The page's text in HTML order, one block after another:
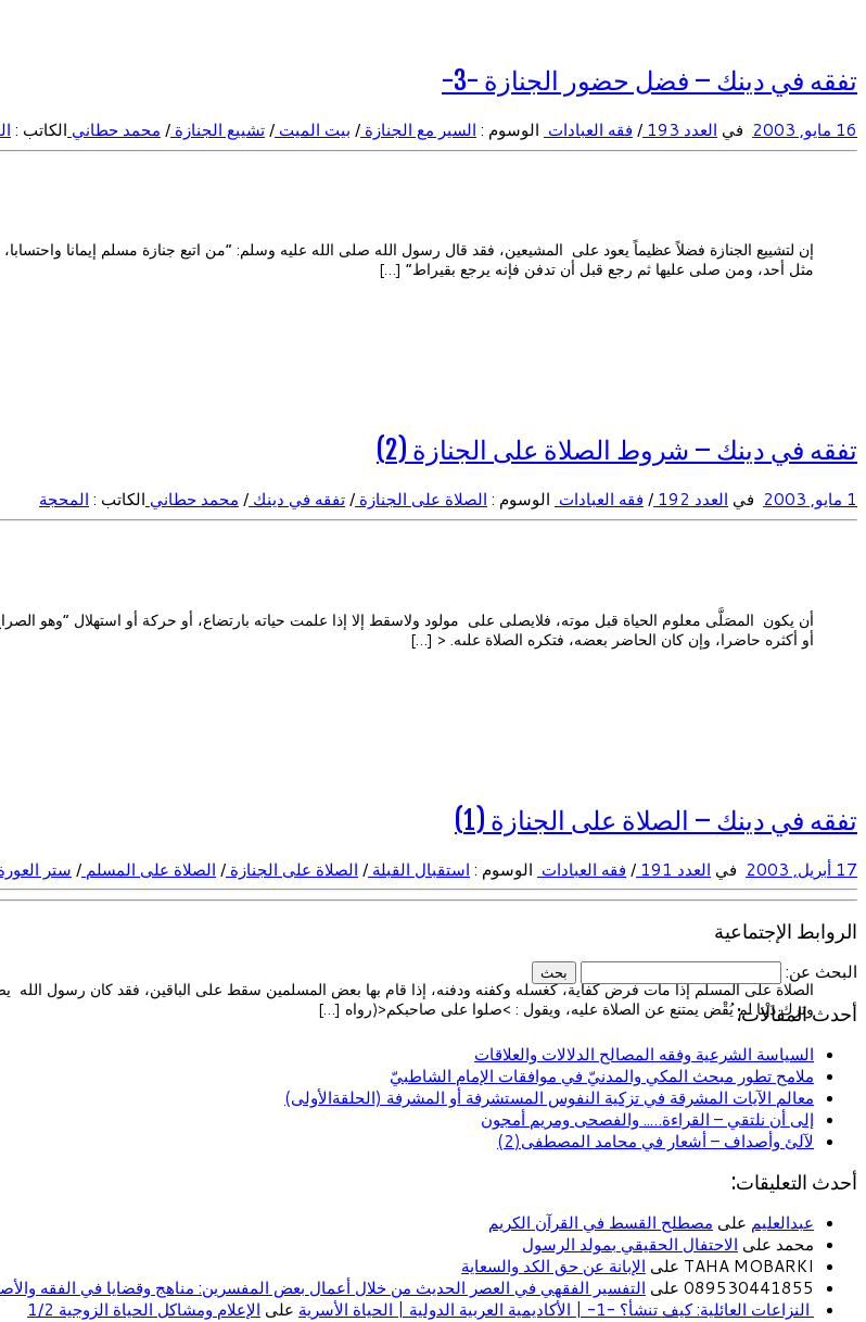
إن لتشييع الجنازة فضلاً عظيماً يعود على المشيعين، فقد قال رسول الله صلى الله عليه وسلم: “من اتبع جنازة مسلم إيمانا
مثل أحد، ومن صلى عليها ثم رجع قبل أن تدفن فإنه يرجع بقيراط” […]
تفقه في دينك – فضل حضور الجنازة -3-
16 مايو, 2003 في العدد 193 / فقه العبادات الوسوم : السير مع الجنازة / بيت الميت /تشييع الجنازة / محمد حطاني الكاتب :
أن يكون المصَلَّى معلوم الحياة قبل موته، فلايصلى على مولود ولاسقط إلا إذا علمت حياته بارتضاع، أو حركة أو استهلال “وهو
أو أكثره حاضرا، وإن كان الحاضر بعضه، فتكره الصلاة علىه. < […]
تفقه في دينك – شروط الصلاة على الجنازة (2)
1 مايو, 2003 في العدد 192 / فقه العبادات الوسوم : الصلاة على الجنازة /تفقه في دينك / محمد حطاني الكاتب : المحجة
الصلاة على المسلم إذا مات فرض كفاية، كغسله وكفنه ودفنه، إذا قام بها بعض المسلمين سقط على الباقين، فقد كان رسول الله
وترك دَيْنا لم يُقْض يمتنع عن الصلاة عليه، ويقول : >صلوا على صاحبكم<(رواه […]
تفقه في دينك – الصلاة على الجنازة (1)
17 أبريل, 2003 في العدد 191 / فقه العبادات الوسوم : استقبال القبلة / الصلاة على الجنازة / الصلاة على المسلم / ستر
الروابط الإجتماعية
البحث عن:
أحدث المقالات:
السياسة الشرعية وفقه المصالح الدلالات والعلاقات
ملامح تطور مبحث المكي والمدنيّ في موافقات الإمام الشاطبيّ
معالم الآيات المشرقة في تزكية النفوس المستشرفة أو المشرفة (الحلقةالأولى)
إلى أن نلتقي – القراءة….. والفصحى ومريم أمجون
لآلئ وأصداف – أشعار في محامد المصطفى(2)
أحدث التعليقات:
عبدالعليم على مصطلح القسط في القرآن الكريم
محمد على الاحتفال الحقيقي بمولد الرسول
TAHA MOBARKI على
الإبانة عن حق الكد والسعاية
089530441855 على
التفسير الفقهي في العصر الحديث من خلال أعمال بعض المفسرين: مناهج وقضايا في الفقه
النزاعات العائلية: كيف تنشأ؟ -1- | الأكاديمية العربية الدولية | الحياة الأسرية
على الإعلام ومشاكل الحياة الزوجية 1/2